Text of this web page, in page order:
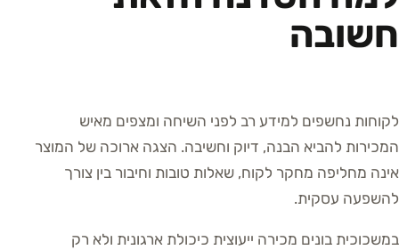
חשובה
לקוחות נחשפים למידע רב לפני השיחה ומצפים מאיש
המכירות להביא הבנה, דיוק וחשיבה. הצגה ארוכה של המוצר
אינה מחליפה מחקר לקוח, שאלות טובות וחיבור בין צורך
להשפעה עסקית.
במשכוכית בונים מכירה ייעוצית כיכולת ארגונית ולא רק